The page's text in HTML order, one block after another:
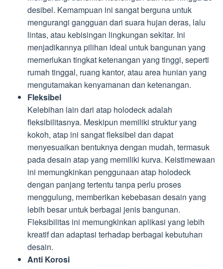
desibel. Kemampuan ini sangat berguna untuk
mengurangi gangguan dari suara hujan deras, lalu
lintas, atau kebisingan lingkungan sekitar. Ini
menjadikannya pilihan ideal untuk bangunan yang
memerlukan tingkat ketenangan yang tinggi, seperti
rumah tinggal, ruang kantor, atau area hunian yang
mengutamakan kenyamanan dan ketenangan.
Fleksibel
Kelebihan lain dari atap holodeck adalah
fleksibilitasnya. Meskipun memiliki struktur yang
kokoh, atap ini sangat fleksibel dan dapat
menyesuaikan bentuknya dengan mudah, termasuk
pada desain atap yang memiliki kurva. Keistimewaan
ini memungkinkan penggunaan atap holodeck
dengan panjang tertentu tanpa perlu proses
menggulung, memberikan kebebasan desain yang
lebih besar untuk berbagai jenis bangunan.
Fleksibilitas ini memungkinkan aplikasi yang lebih
kreatif dan adaptasi terhadap berbagai kebutuhan
desain.
Anti Korosi